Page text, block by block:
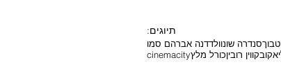
תיוגים:
סנדרה שונוולדדנה אברהם סמו
קווין רוביןכורל מלץcinemacity